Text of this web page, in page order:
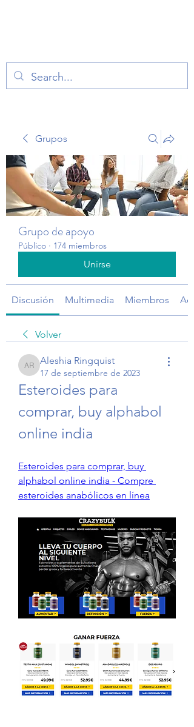
Grupos
Grupo de apoyo
Público · 174 miembros
Unirse
Discusión Multimedia Miembros
Volver
Aleshia Ringquist
Aleshia Ringquist
17 de septiembre de 2023
Esteroides para
comprar, buy alphabol
online india
Esteroides para comprar, buy
alphabol online india - Compre
esteroides anabólicos en línea